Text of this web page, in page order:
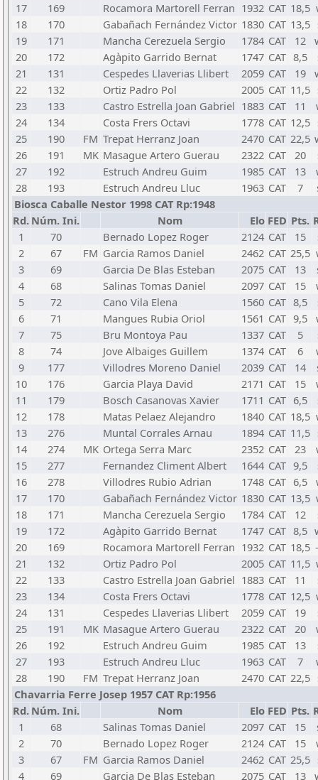
17
169 Rocamora Martorell Ferran 1932 CAT 18,5
18
170 Gabañach Fernández Victor 1830 CAT 13,5
19
171 Mancha Cerezuela Sergio 1784 CAT 12
20
172 Agàpito Garrido Bernat 1747 CAT 8,5
21
131 Cespedes Llaverias Llibert 2059 CAT 19
22
132 Ortiz Padro Pol 2005 CAT 11,5
23
133 Castro Estrella Joan Gabriel 1883 CAT 11
24
134 Costa Frers Octavi 1778 CAT 12,5
25
190 FM Trepat Herranz Joan 2470 CAT 22,5
26
191 MK Masague Artero Guerau 2322 CAT 20
27
192 Estruch Andreu Guim 1985 CAT 13
28
193 Estruch Andreu Lluc 1963 CAT 7
Biosca Caballe Nestor 1998 CAT Rp:1948
Rd. Núm. Ini. Nom Elo FED Pts.
1
70 Bernado Lopez Roger 2124 CAT 15
2
67 FM Garcia Ramos Daniel 2462 CAT 25,5
3
69 Garcia De Blas Esteban 2075 CAT 13
4
68 Salinas Tomas Daniel 2097 CAT 15
5
72 Cano Vila Elena 1560 CAT 8,5
6
71 Mangues Rubia Oriol 1561 CAT 9,5
7
75 Bru Montoya Pau 1337 CAT 5
8
74 Jove Albaiges Guillem 1374 CAT 6
9
177 Villodres Moreno Daniel 2039 CAT 14
10
176 Garcia Playa David 2171 CAT 15
11
179 Bosch Casanovas Xavier 1711 CAT 6,5
12
178 Matas Pelaez Alejandro 1840 CAT 18,5
13
276 Muntal Corrales Arnau 1894 CAT 11,5
14
274 MK Ortega Serra Marc 2352 CAT 23
15
277 Fernandez Climent Albert 1644 CAT 9,5
16
278 Villodres Rubio Adrian 1748 CAT 6,5
17
170 Gabañach Fernández Victor 1830 CAT 13,5
18
171 Mancha Cerezuela Sergio 1784 CAT 12
19
172 Agàpito Garrido Bernat 1747 CAT 8,5
20
169 Rocamora Martorell Ferran 1932 CAT 18,5
21
132 Ortiz Padro Pol 2005 CAT 11,5
22
133 Castro Estrella Joan Gabriel 1883 CAT 11
23
134 Costa Frers Octavi 1778 CAT 12,5
24
131 Cespedes Llaverias Llibert 2059 CAT 19
25
191 MK Masague Artero Guerau 2322 CAT 20
26
192 Estruch Andreu Guim 1985 CAT 13
27
193 Estruch Andreu Lluc 1963 CAT 7
28
190 FM Trepat Herranz Joan 2470 CAT 22,5
Chavarria Ferre Josep 1957 CAT Rp:1956
Rd. Núm. Ini. Nom Elo FED Pts.
1
68 Salinas Tomas Daniel 2097 CAT 15
2
70 Bernado Lopez Roger 2124 CAT 15
3
67 FM Garcia Ramos Daniel 2462 CAT 25,5
4
69 Garcia De Blas Esteban 2075 CAT 13